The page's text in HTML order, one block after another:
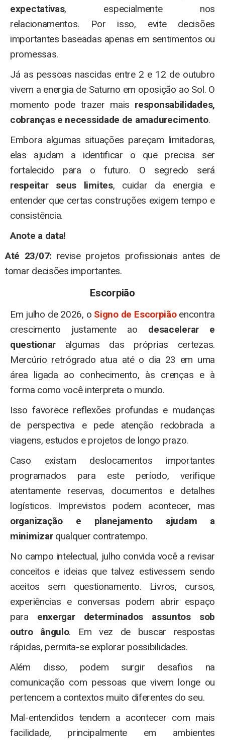
expectativas, especialmente nos
relacionamentos. Por isso, evite decisões
importantes baseadas apenas em sentimentos ou
promessas.
Já as pessoas nascidas entre 2 e 12 de outubro
vivem a energia de Saturno em oposição ao Sol. O
momento pode trazer mais responsabilidades,
cobranças e necessidade de amadurecimento.
Embora algumas situações pareçam limitadoras,
elas ajudam a identificar o que precisa ser
fortalecido para o futuro. O segredo será
respeitar seus limites, cuidar da energia e
entender que certas construções exigem tempo e
consistência.
Anote a data!
Até 23/07: revise projetos profissionais antes de
tomar decisões importantes.
Escorpião
Em julho de 2026, o Signo de Escorpiãoencontra
crescimento justamente ao desacelerar e
questionar algumas das próprias certezas.
Mercúrio retrógrado atua até o dia 23 em uma
área ligada ao conhecimento, às crenças e à
forma como você interpreta o mundo.
Isso favorece reflexões profundas e mudanças
de perspectiva e pede atenção redobrada a
viagens, estudos e projetos de longo prazo.
Caso existam deslocamentos importantes
programados para este período, verifique
atentamente reservas, documentos e detalhes
logísticos. Imprevistos podem acontecer, mas
organização e planejamento ajudam a
minimizarqualquer contratempo.
No campo intelectual, julho convida você a revisar
conceitos e ideias que talvez estivessem sendo
aceitos sem questionamento. Livros, cursos,
experiências e conversas podem abrir espaço
para enxergar determinados assuntos sob
outro ângulo. Em vez de buscar respostas
rápidas, permita-se explorar possibilidades.
Além disso, podem surgir desafios na
comunicação com pessoas que vivem longe ou
pertencem a contextos muito diferentes do seu.
Mal-entendidos tendem a acontecer com mais
facilidade, principalmente em ambientes